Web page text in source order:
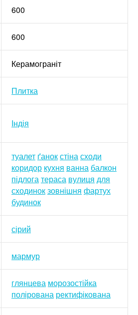
600
600
Керамограніт
Плитка
Індія
туалет ґанокстінасходи
коридор кухня ванна балкон
підлогатераса вулиця для
сходинокзовнішня фартух
будинок
сірий
мармур
глянцева морозостійка
полірована ректифікована